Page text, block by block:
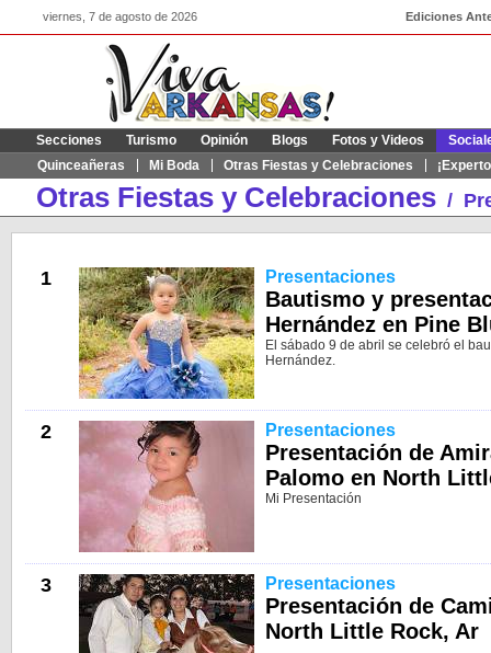
viernes, 7 de agosto de 2026 Ediciones
Secciones Turismo Opinión Blogs Fotos y Videos
Quinceañeras
Mi Boda Otras Fiestas y Celebraciones
Otras Fiestas y Celebraciones /
1 Presentaciones
Bautismo y
Hernández en Pine
El sábado 9 de abril se celebró el
Hernández.
2 Presentaciones
Presentación de
Palomo en North
Mi Presentación
3 Presentaciones
Presentación de
North Little Rock, Ar